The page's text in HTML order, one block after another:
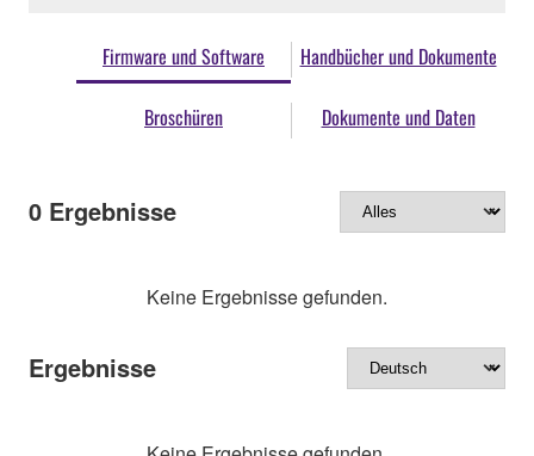
Firmware und Software Handbücher und Dokumente
Broschüren Dokumente und Daten
0 Ergebnisse
Keine Ergebnisse gefunden.
Ergebnisse